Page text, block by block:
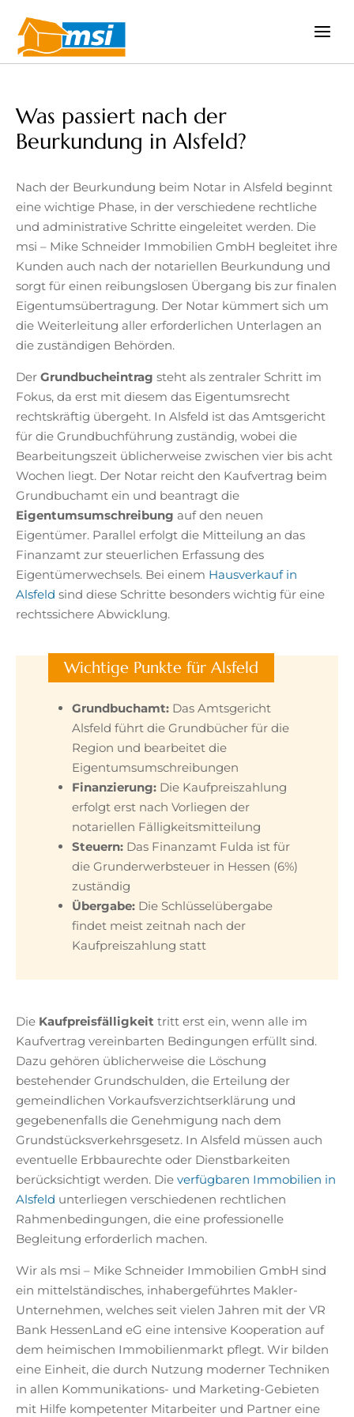
Inhalt
springen
Was passiert nach der
Beurkundung in Alsfeld?
Nach der Beurkundung beim Notar in Alsfeld beginnt
eine wichtige Phase, in der verschiedene rechtliche
und administrative Schritte eingeleitet werden. Die
msi – Mike Schneider Immobilien GmbH begleitet ihre
Kunden auch nach der notariellen Beurkundung und
sorgt für einen reibungslosen Übergang bis zur finalen
Eigentumsübertragung. Der Notar kümmert sich um
die Weiterleitung aller erforderlichen Unterlagen an
die zuständigen Behörden.
Der Grundbucheintrag steht als zentraler Schritt im
Fokus, da erst mit diesem das Eigentumsrecht
rechtskräftig übergeht. In Alsfeld ist das Amtsgericht
für die Grundbuchführung zuständig, wobei die
Bearbeitungszeit üblicherweise zwischen vier bis acht
Wochen liegt. Der Notar reicht den Kaufvertrag beim
Grundbuchamt ein und beantragt die
Eigentumsumschreibung auf den neuen
Eigentümer. Parallel erfolgt die Mitteilung an das
Finanzamt zur steuerlichen Erfassung des
Eigentümerwechsels. Bei einem Hausverkauf in
Alsfeld sind diese Schritte besonders wichtig für eine
rechtssichere Abwicklung.
Wichtige Punkte für Alsfeld
Grundbuchamt: Das Amtsgericht
Alsfeld führt die Grundbücher für die
Region und bearbeitet die
Eigentumsumschreibungen
Finanzierung: Die Kaufpreiszahlung
erfolgt erst nach Vorliegen der
notariellen Fälligkeitsmitteilung
Steuern: Das Finanzamt Fulda ist für
die Grunderwerbsteuer in Hessen (6%)
zuständig
Übergabe: Die Schlüsselübergabe
findet meist zeitnah nach der
Kaufpreiszahlung statt
Die Kaufpreisfälligkeit tritt erst ein, wenn alle im
Kaufvertrag vereinbarten Bedingungen erfüllt sind.
Dazu gehören üblicherweise die Löschung
bestehender Grundschulden, die Erteilung der
gemeindlichen Vorkaufsverzichtserklärung und
gegebenenfalls die Genehmigung nach dem
Grundstücksverkehrsgesetz. In Alsfeld müssen auch
eventuelle Erbbaurechte oder Dienstbarkeiten
berücksichtigt werden. Die verfügbaren Immobilien in
Alsfeld unterliegen verschiedenen rechtlichen
Rahmenbedingungen, die eine professionelle
Begleitung erforderlich machen.
Wir als msi – Mike Schneider Immobilien GmbH sind
ein mittelständisches, inhabergeführtes Makler-
Unternehmen, welches seit vielen Jahren mit der VR
Bank HessenLand eG eine intensive Kooperation auf
dem heimischen Immobilienmarkt pflegt. Wir bilden
eine Einheit, die durch Nutzung moderner Techniken
in allen Kommunikations- und Marketing-Gebieten
mit Hilfe kompetenter Mitarbeiter und Partner eine